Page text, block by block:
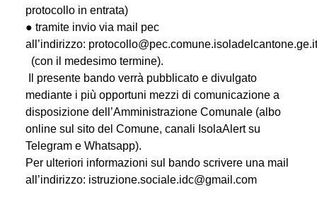
protocollo in entrata)
● tramite invio via mail pec
all’indirizzo: protocollo@pec.comune.isoladelcantone.ge.it
(con il medesimo termine).
Il presente bando verrà pubblicato e divulgato
mediante i più opportuni mezzi di comunicazione a
disposizione dell’Amministrazione Comunale (albo
online sul sito del Comune, canali IsolaAlert su
Telegram e Whatsapp).
Per ulteriori informazioni sul bando scrivere una mail
all’indirizzo: istruzione.sociale.idc@gmail.com